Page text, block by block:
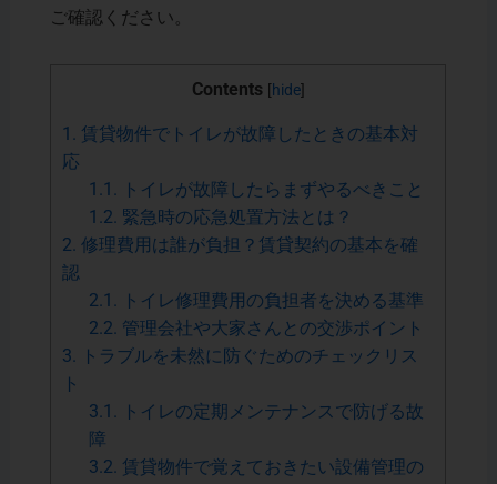
ご確認ください。
Contents [hide]
1. 賃貸物件でトイレが故障したときの基本対
応
1.1. トイレが故障したらまずやるべきこと
1.2. 緊急時の応急処置方法とは？
2. 修理費用は誰が負担？賃貸契約の基本を確
認
2.1. トイレ修理費用の負担者を決める基準
2.2. 管理会社や大家さんとの交渉ポイント
3. トラブルを未然に防ぐためのチェックリス
ト
3.1. トイレの定期メンテナンスで防げる故
障
3.2. 賃貸物件で覚えておきたい設備管理の